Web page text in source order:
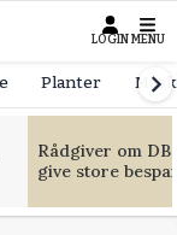
LOGIN MENU
Planter
Rådgiver om
give store